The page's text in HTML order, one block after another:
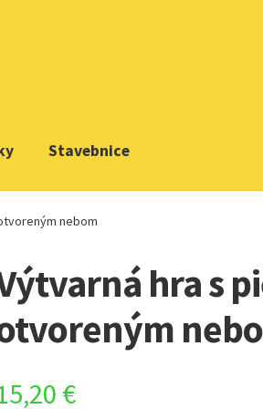
Stavebnice
nebom
hra s
€